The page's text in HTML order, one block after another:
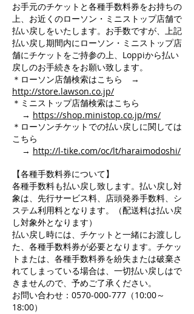
お手元のチケットと各種手数料券をお持ちの
上、お近くのローソン・ミニストップ店舗で
払い戻しをいたします。お手数ですが、上記
払い戻し期間内にローソン・ミニストップ店
舗にチケットをご持参の上、Loppiから払い
戻しのお手続きをお願い致します。
＊ローソン店舗検索はこちら →
http://store.lawson.co.jp/
＊ミニストップ店舗検索はこちら
→ https://shop.ministop.co.jp/ms/
＊ローソンチケットでの払い戻しに関しては
こちら
→ http://l-tike.com/oc/lt/haraimodoshi/
【各種手数料券について】
各種手数料も払い戻し致します。払い戻し対
象は、先行サービス料、店頭発券手数料、シ
ステム利用料となります。（配送料は払い戻
し対象外となります）
払い戻し時には、チケットと一緒にお渡しし
た、各種手数料券が必要となります。チケッ
トまたは、各種手数料券を紛失または破棄さ
れてしまっている場合は、一切払い戻しはで
きませんので、予めご了承ください。
お問い合わせ：0570-000-777（10:00～
18:00）